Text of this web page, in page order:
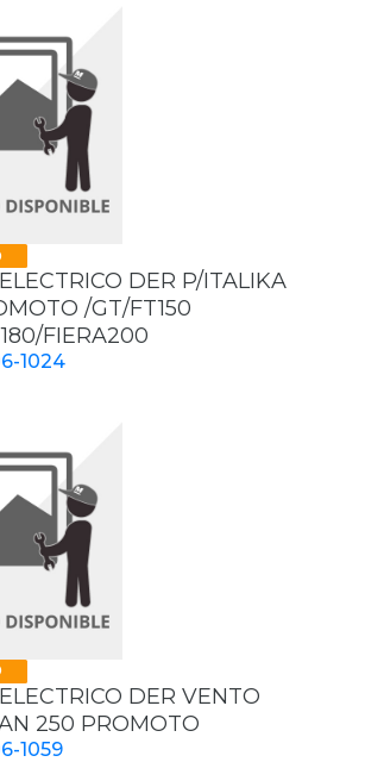
DER P/ITALIKA
/GT/FT150
FIERA200
1024
DER VENTO
250 PROMOTO
1059